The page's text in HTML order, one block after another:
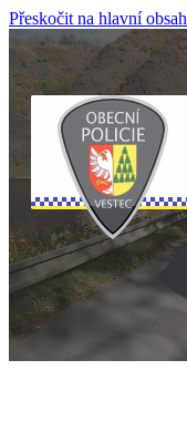
Přeskočit na hlavní obsah